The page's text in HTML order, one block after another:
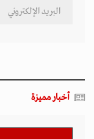
أخبار مميزة